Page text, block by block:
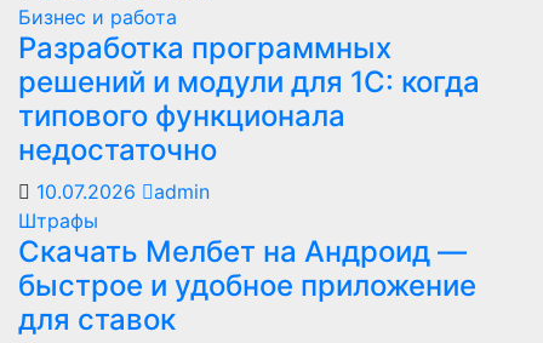
Бизнес и работа
Разработка программных
решений и модули для 1С: когда
типового функционала
недостаточно
10.07.2026
admin
Штрафы
Скачать Мелбет на Андроид —
быстрое и удобное приложение
для ставок